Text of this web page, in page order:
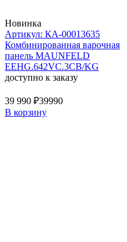
Новинка
Артикул: КА-00013635
Комбинированная варочная
панель MAUNFELD
EEHG.642VC.3CB/KG
доступно к заказу
39 990 ₽39990
В корзину